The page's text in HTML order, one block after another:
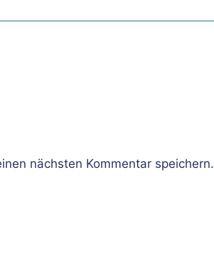
nächsten Kommentar speichern.